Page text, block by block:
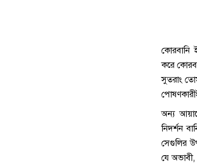
কোরবানি
করে
সুতরাং
অন্য
নিদর্শন
সেগুলির
যে